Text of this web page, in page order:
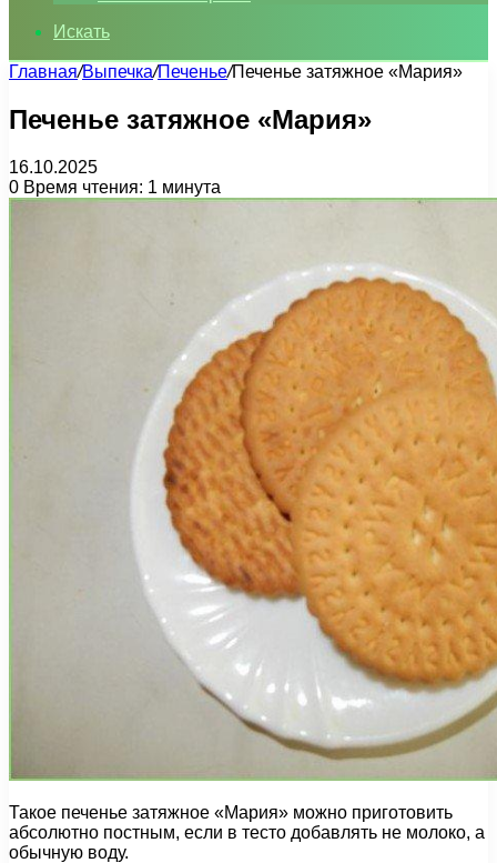
Искать
Главная/Выпечка/Печенье/Печенье затяжное «Мария»
Печенье затяжное «Мария»
16.10.2025
0 Время чтения: 1 минута
Такое печенье затяжное «Мария» можно приготовить
абсолютно постным, если в тесто добавлять не молоко, а
обычную воду.